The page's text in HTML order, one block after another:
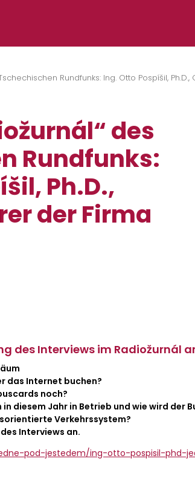
Rundfunks: Ing. Otto Pospíšil,
des
Rundfunks:
Ph.D.,
der Firma
des Interviews im Radiožurnál
das Internet buchen?
noch?
diesem Jahr in Betrieb und wie wird der
Verkehrssystem?
Interviews an.
pod-jestedem/ing-otto-pospisil-phd-